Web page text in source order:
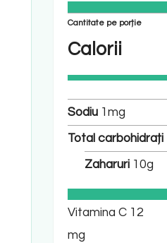
Cantitate pe porție
Calorii
Sodiu 1 mg
Total carbohidrați
Zaharuri 10g
Vitamina C 12
mg